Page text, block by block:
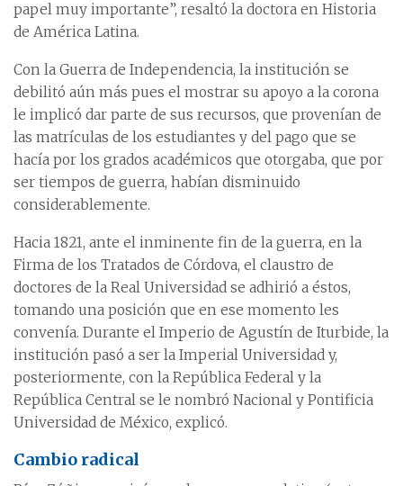
papel muy importante”, resaltó la doctora en Historia
de América Latina.
Con la Guerra de Independencia, la institución se
debilitó aún más pues el mostrar su apoyo a la corona
le implicó dar parte de sus recursos, que provenían de
las matrículas de los estudiantes y del pago que se
hacía por los grados académicos que otorgaba, que por
ser tiempos de guerra, habían disminuido
considerablemente.
Hacia 1821, ante el inminente fin de la guerra, en la
Firma de los Tratados de Córdova, el claustro de
doctores de la Real Universidad se adhirió a éstos,
tomando una posición que en ese momento les
convenía. Durante el Imperio de Agustín de Iturbide, la
institución pasó a ser la Imperial Universidad y,
posteriormente, con la República Federal y la
República Central se le nombró Nacional y Pontificia
Universidad de México, explicó.
Cambio radical